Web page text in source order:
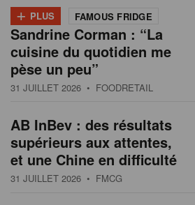
+ PLUS FAMOUS FRIDGE
Sandrine Corman : “La
cuisine du quotidien me
pèse un peu”
31 JUILLET 2026 • FOODRETAIL
AB InBev : des résultats
supérieurs aux attentes,
et une Chine en difficulté
31 JUILLET 2026 • FMCG